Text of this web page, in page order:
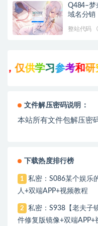
Q484–梦
域名分销
整站代码
仅 供学习参考和研究
文件解压密码说明：
本站所有文件包解压密
下载热度排行榜
1
私密：S086某个娱乐
人+双端APP+视频教程
2
私密：S938【老夫子
件修复版镜像+双端APP+